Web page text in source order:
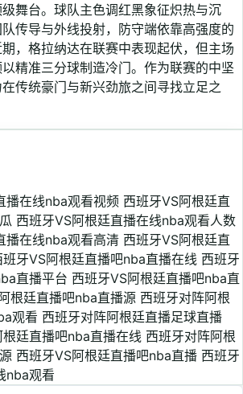
舞台。球队主色调红黑象征炽热与沉
传导与外线投射，防守端依靠高强度的
，格拉纳达在联赛中表现起伏，但主场
精准三分球制造冷门。作为联赛的中坚
传统豪门与新兴劲旅之间寻找立足之
播在线nba观看视频 西班牙VS阿根廷直
西班牙VS阿根廷直播在线nba观看人数
播在线nba观看高清 西班牙VS阿根廷直
班牙VS阿根廷直播吧nba直播在线 西班牙
直播平台 西班牙VS阿根廷直播吧nba直
根廷直播吧nba直播源 西班牙对阵阿根
观看 西班牙对阵阿根廷直播足球直播
廷直播吧nba直播在线 西班牙对阵阿根
西班牙VS阿根廷直播吧nba直播 西班牙
nba观看